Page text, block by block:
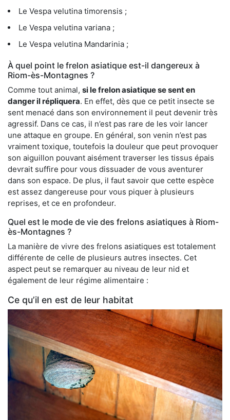
Le Vespa velutina timorensis ;
Le Vespa velutina variana ;
Le Vespa velutina Mandarinia ;
À quel point le frelon asiatique est-il dangereux à
Riom-ès-Montagnes ?
Comme tout animal, si le frelon asiatique se sent en
danger il répliquera. En effet, dès que ce petit insecte se
sent menacé dans son environnement il peut devenir très
agressif. Dans ce cas, il n’est pas rare de les voir lancer
une attaque en groupe. En général, son venin n’est pas
vraiment toxique, toutefois la douleur que peut provoquer
son aiguillon pouvant aisément traverser les tissus épais
devrait suffire pour vous dissuader de vous aventurer
dans son espace. De plus, il faut savoir que cette espèce
est assez dangereuse pour vous piquer à plusieurs
reprises, et ce en profondeur.
Quel est le mode de vie des frelons asiatiques à Riom-
ès-Montagnes ?
La manière de vivre des frelons asiatiques est totalement
différente de celle de plusieurs autres insectes. Cet
aspect peut se remarquer au niveau de leur nid et
également de leur régime alimentaire :
Ce qu’il en est de leur habitat